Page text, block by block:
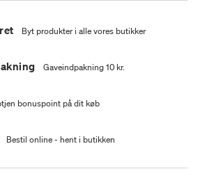
Byt produkter i alle vores butikker
Gaveindpakning 10 kr.
bonuspoint på dit køb
Bestil online - hent i butikken